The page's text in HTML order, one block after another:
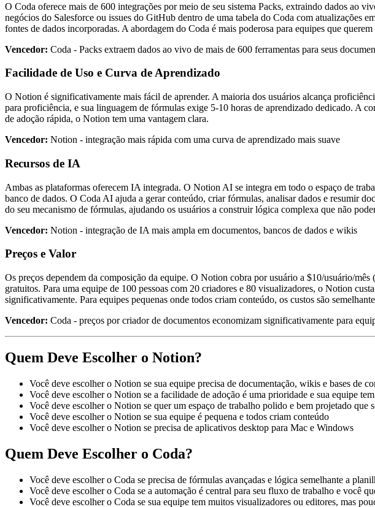
O Coda oferece mais de 600 integrações por meio de seu sistema Packs, extraindo dados ao
negócios do Salesforce ou issues do GitHub dentro de uma tabela do Coda com atualizações
fontes de dados incorporadas. A abordagem do Coda é mais poderosa para equipes que
Vencedor: Coda - Packs extraem dados ao vivo de mais de 600 ferramentas para seus
Facilidade de Uso e Curva de Aprendizado
O Notion é significativamente mais fácil de aprender. A maioria dos usuários alcança
para proficiência, e sua linguagem de fórmulas exige 5-10 horas de aprendizado dedicado. A
de adoção rápida, o Notion tem uma vantagem clara.
Vencedor: Notion - integração mais rápida com uma curva de aprendizado mais suave
Recursos de IA
Ambas as plataformas oferecem IA integrada. O Notion AI se integra em todo o espaço de
banco de dados. O Coda AI ajuda a gerar conteúdo, criar fórmulas, analisar dados e resumir
do seu mecanismo de fórmulas, ajudando os usuários a construir lógica complexa que não
Vencedor: Notion - integração de IA mais ampla em documentos, bancos de dados e wikis
Preços e Valor
Os preços dependem da composição da equipe. O Notion cobra por usuário a $10/usuário/
gratuitos. Para uma equipe de 100 pessoas com 20 criadores e 80 visualizadores, o Notion
significativamente. Para equipes pequenas onde todos criam conteúdo, os custos são
Vencedor: Coda - preços por criador de documentos economizam significativamente para
Quem Deve Escolher o Notion?
Você deve escolher o Notion se sua equipe precisa de documentação, wikis e bases de
Você deve escolher o Notion se a facilidade de adoção é uma prioridade e sua equipe
Você deve escolher o Notion se quer um espaço de trabalho polido e bem projetado que
Você deve escolher o Notion se sua equipe é pequena e todos criam conteúdo
Você deve escolher o Notion se precisa de aplicativos desktop para Mac e Windows
Quem Deve Escolher o Coda?
Você deve escolher o Coda se precisa de fórmulas avançadas e lógica semelhante a
Você deve escolher o Coda se a automação é central para seu fluxo de trabalho e você
Você deve escolher o Coda se sua equipe tem muitos visualizadores ou editores, mas